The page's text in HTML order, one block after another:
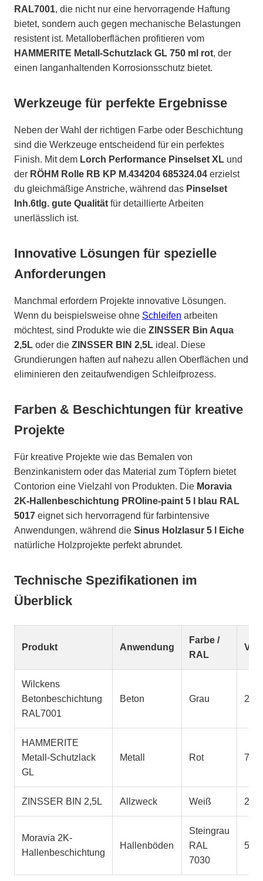
RAL7001, die nicht nur eine hervorragende Haftung
bietet, sondern auch gegen mechanische Belastungen
resistent ist. Metalloberflächen profitieren vom
HAMMERITE Metall-Schutzlack GL 750 ml rot, der
einen langanhaltenden Korrosionsschutz bietet.
Werkzeuge für perfekte Ergebnisse
Neben der Wahl der richtigen Farbe oder Beschichtung
sind die Werkzeuge entscheidend für ein perfektes
Finish. Mit dem Lorch Performance Pinselset XL und
der RÖHM Rolle RB KP M.434204 685324.04 erzielst
du gleichmäßige Anstriche, während das Pinselset
Inh.6tlg. gute Qualität für detaillierte Arbeiten
unerlässlich ist.
Innovative Lösungen für spezielle
Anforderungen
Manchmal erfordern Projekte innovative Lösungen.
Wenn du beispielsweise ohne Schleifen arbeiten
möchtest, sind Produkte wie die ZINSSER Bin Aqua
2,5L oder die ZINSSER BIN 2,5L ideal. Diese
Grundierungen haften auf nahezu allen Oberflächen und
eliminieren den zeitaufwendigen Schleifprozess.
Farben & Beschichtungen für kreative
Projekte
Für kreative Projekte wie das Bemalen von
Benzinkanistern oder das Material zum Töpfern bietet
Contorion eine Vielzahl von Produkten. Die Moravia
2K-Hallenbeschichtung PROline-paint 5 l blau RAL
5017 eignet sich hervorragend für farbintensive
Anwendungen, während die Sinus Holzlasur 5 l Eiche
natürliche Holzprojekte perfekt abrundet.
Technische Spezifikationen im
Überblick
Produkt Anwendung
Farbe /
RAL
Wilckens
Betonbeschichtung
RAL7001
Beton Grau 2,5 l
HAMMERITE
Metall-Schutzlack
GL
Metall Rot 750
ZINSSER BIN 2,5L Allzweck Weiß 2,5 l
Moravia 2K-
Hallenbeschichtung
Hallenböden
Steingrau
RAL
7030
5 l